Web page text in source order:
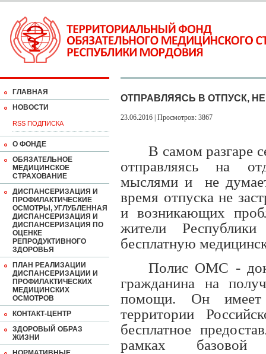
ГЛАВНАЯ
НОВОСТИ
RSS ПОДПИСКА
О ФОНДЕ
ОБЯЗАТЕЛЬНОЕ
МЕДИЦИНСКОЕ
СТРАХОВАНИЕ
ДИСПАНСЕРИЗАЦИЯ И
ПРОФИЛАКТИЧЕСКИЕ
ОСМОТРЫ, УГЛУБЛЕННАЯ
ДИСПАНСЕРИЗАЦИЯ И
ДИСПАНСЕРИЗАЦИЯ ПО
ОЦЕНКЕ
РЕПРОДУКТИВНОГО
ЗДОРОВЬЯ
ПЛАН РЕАЛИЗАЦИИ
ДИСПАНСЕРИЗАЦИИ И
ПРОФИЛАКТИЧЕСКИХ
МЕДИЦИНСКИХ
ОСМОТРОВ
КОНТАКТ-ЦЕНТР
ЗДОРОВЫЙ ОБРАЗ
ЖИЗНИ
ОТПРАВЛЯЯСЬ В ОТПУСК,
23.06.2016 | Просмотров: 3867
В самом разгаре
отправляясь на
мыслями и не
время отпуска не
и возникающих
жители
бесплатную
Полис ОМС -
гражданина на
помощи. Он имеет
территории
бесплатное
рамках базовой